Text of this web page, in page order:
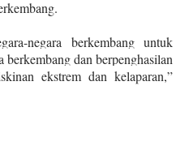
negara berkembang untuk
berkembang dan berpenghasilan
ekstrem dan kelaparan,”